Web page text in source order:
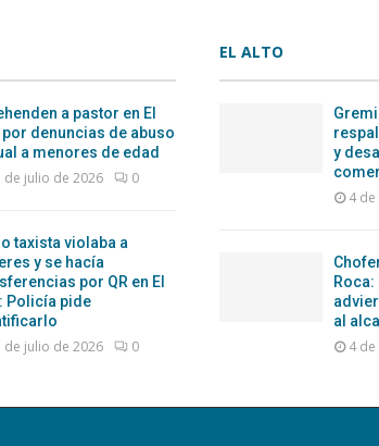
a pastor en El
denuncias de abuso
a menores de edad
de julio de 2026 0
taxista violaba a
y se hacía
por QR en El
Policía pide
de julio de 2026 0
EL ALTO
y
4
al
4